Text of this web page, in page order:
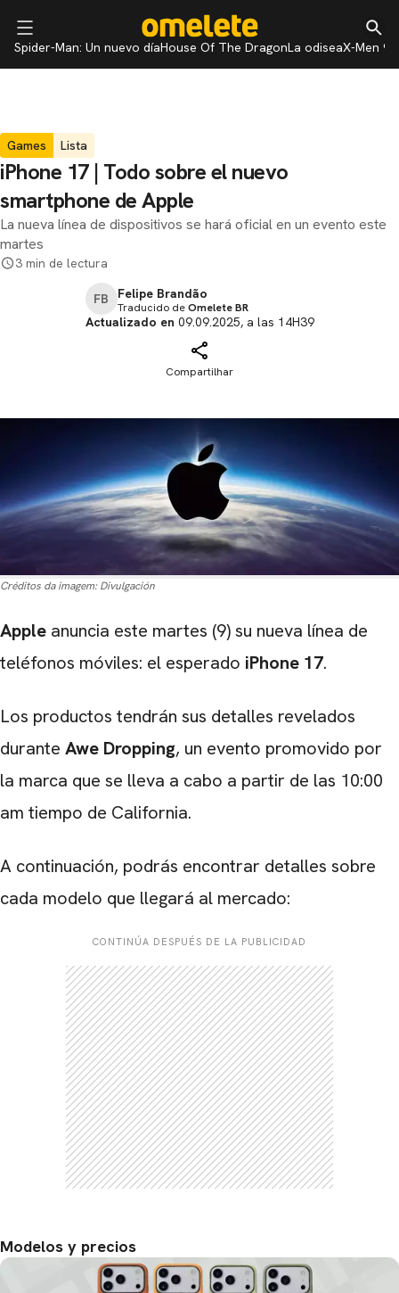
Spider-Man: Un nuevo díaHouse Of The DragonLa odiseaX-Men 97
Games Lista
iPhone 17 | Todo sobre el nuevo
smartphone de Apple
La nueva línea de dispositivos se hará oficial en un evento este
martes
3 min de lectura
FB Felipe Brandão
Traducido deOmelete BR
Actualizado en 09.09.2025, a las 14H39
Compartilhar
Créditos da imagem: Divulgación
Apple anuncia este martes (9) su nueva línea de
teléfonos móviles: el esperado iPhone 17.
Los productos tendrán sus detalles revelados
durante Awe Dropping, un evento promovido por
la marca que se lleva a cabo a partir de las 10:00
am tiempo de California.
A continuación, podrás encontrar detalles sobre
cada modelo que llegará al mercado:
CONTINÚA DESPUÉS DE LA PUBLICIDAD
Modelos y precios